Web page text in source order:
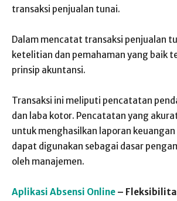
transaksi penjualan tunai.
Dalam mencatat transaksi penjualan
ketelitian dan pemahaman yang baik
prinsip akuntansi.
Transaksi ini meliputi pencatatan
dan laba kotor. Pencatatan yang
untuk menghasilkan laporan keuangan
dapat digunakan sebagai dasar
oleh manajemen.
Aplikasi Absensi Online –